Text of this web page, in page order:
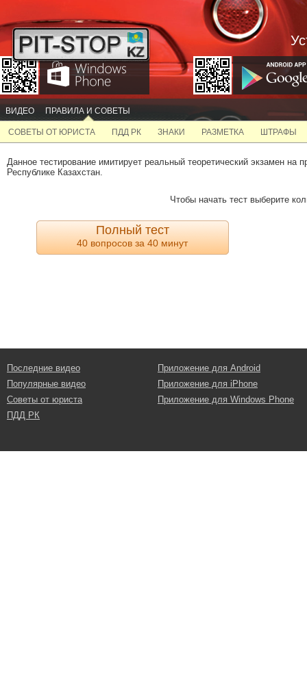
ВИДЕО ПРАВИЛА И СОВЕТЫ
СОВЕТЫ ОТ ЮРИСТА ПДД РК ЗНАКИ РАЗМЕТКА ШТРАФЫ
Данное тестирование имитирует реальный теоретический экзамен на
Республике Казахстан.
Чтобы начать тест выберите
Полный тест
40 вопросов за 40 минут
Последние видео
Популярные видео
Советы от юриста
ПДД РК
Приложение для Android
Приложение для iPhone
Приложение для Windows Phone